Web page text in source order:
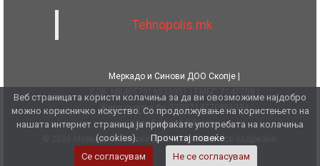
Tehnopolis.mk
Меркадо и Синови ДОО Скопје
Жиро сметка бр. 270071477080139
Халк Банка АД Скопје
© 2026 Меркадо и Синови ДОО. Сите права се задржани.
Веб страницата користи колачиња за да ви овозможиме најдобро
можно корисничко искуство. Со продолжување на користењето на
нашата интернет страница ја прифаќате употребата на колачиња
(cookies).
Прочитај повеќе
Се согласувам
Не се согласувам